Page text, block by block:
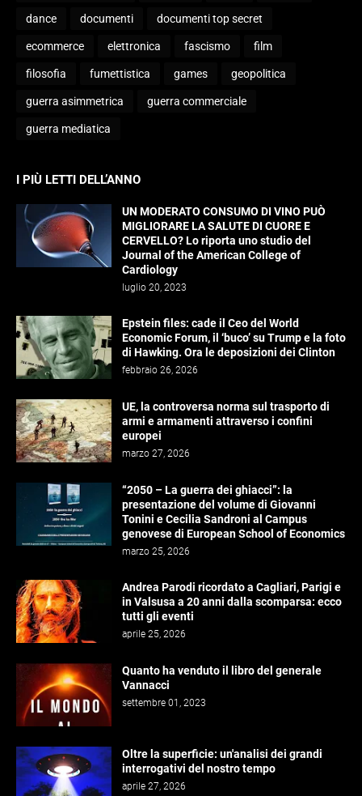
dance documenti documenti top secret
ecommerce elettronica fascismo film
filosofia fumettistica games geopolitica
guerra asimmetrica guerra commerciale
guerra mediatica
I PIÙ LETTI DELL’ANNO
UN MODERATO CONSUMO DI VINO PUÒ
MIGLIORARE LA SALUTE DI CUORE E
CERVELLO? Lo riporta uno studio del
Journal of the American College of
Cardiology
luglio 20, 2023
Epstein files: cade il Ceo del World
Economic Forum, il ‘buco’ su Trump e la foto
di Hawking. Ora le deposizioni dei Clinton
febbraio 26, 2026
UE, la controversa norma sul trasporto di
armi e armamenti attraverso i confini
europei
marzo 27, 2026
“2050 – La guerra dei ghiacci”: la
presentazione del volume di Giovanni
Tonini e Cecilia Sandroni al Campus
genovese di European School of Economics
marzo 25, 2026
Andrea Parodi ricordato a Cagliari, Parigi e
in Valsusa a 20 anni dalla scomparsa: ecco
tutti gli eventi
aprile 25, 2026
Quanto ha venduto il libro del generale
Vannacci
settembre 01, 2023
Oltre la superficie: un'analisi dei grandi
interrogativi del nostro tempo
aprile 27, 2026